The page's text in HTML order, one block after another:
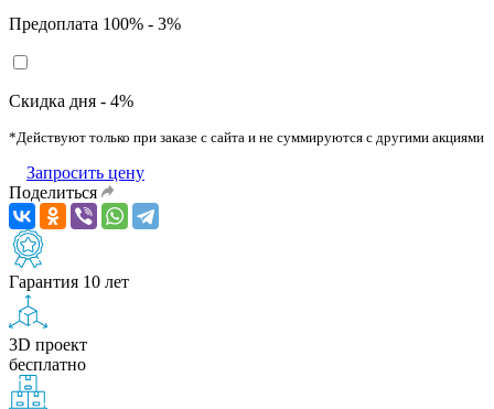
Предоплата 100% - 3%
Скидка дня - 4%
*Действуют только при заказе с сайта и не суммируются с другими акциями
Запросить цену
Поделиться
Гарантия 10 лет
3D проект
бесплатно